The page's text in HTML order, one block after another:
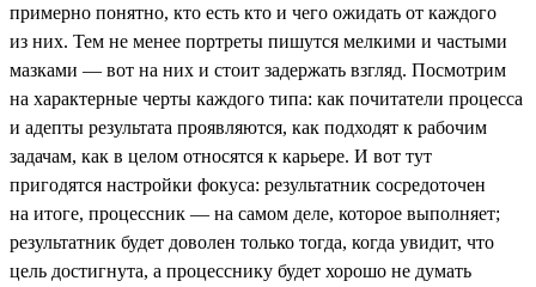
примерно понятно, кто есть кто и чего ожидать от каждого
из них. Тем не менее портреты пишутся мелкими и частыми
мазками — вот на них и стоит задержать взгляд. Посмотрим
на характерные черты каждого типа: как почитатели процесса
и адепты результата проявляются, как подходят к рабочим
задачам, как в целом относятся к карьере. И вот тут
пригодятся настройки фокуса: результатник сосредоточен
на итоге, процессник — на самом деле, которое выполняет;
результатник будет доволен только тогда, когда увидит, что
цель достигнута, а процесснику будет хорошо не думать